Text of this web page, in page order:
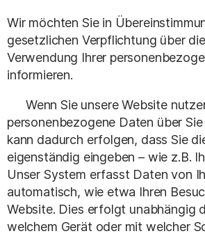
Wir möchten Sie in
gesetzlichen Verpflichtung über
Verwendung Ihrer
informieren.
Wenn Sie unsere Website
personenbezogene Daten über
kann dadurch erfolgen, dass Sie
eigenständig eingeben – wie z.B.
Unser System erfasst Daten von
automatisch, wie etwa Ihren
Website. Dies erfolgt unabhängig
welchem Gerät oder mit welcher